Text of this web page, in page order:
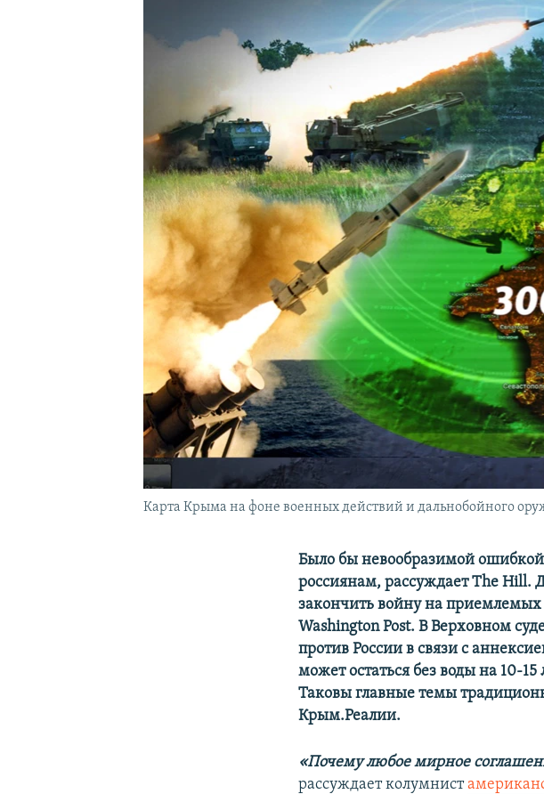
КРЫМ.НЕПОКОРЕННЫЙ
Карта Крыма на фоне военных действий и дальнобойного
Было бы невообразимой
россиянам, рассуждает Тhe Нill.
закончить войну на
Washington Post. В Верховном
против России в связи с
может остаться без воды на 10-
Таковы главные темы
Крым.Реалии.
«Почему любое мирное
рассуждает колумнист